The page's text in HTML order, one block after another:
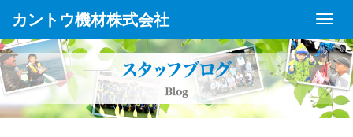
カントウ機材株式会社